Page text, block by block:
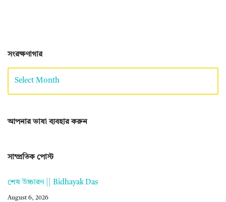
সংরক্ষণাগার
আপনার ভাষা ব্যবহার করুন
সাম্প্রতিক পোস্ট
শেষ উচ্চারণ || Bidhayak Das
August 6, 2026